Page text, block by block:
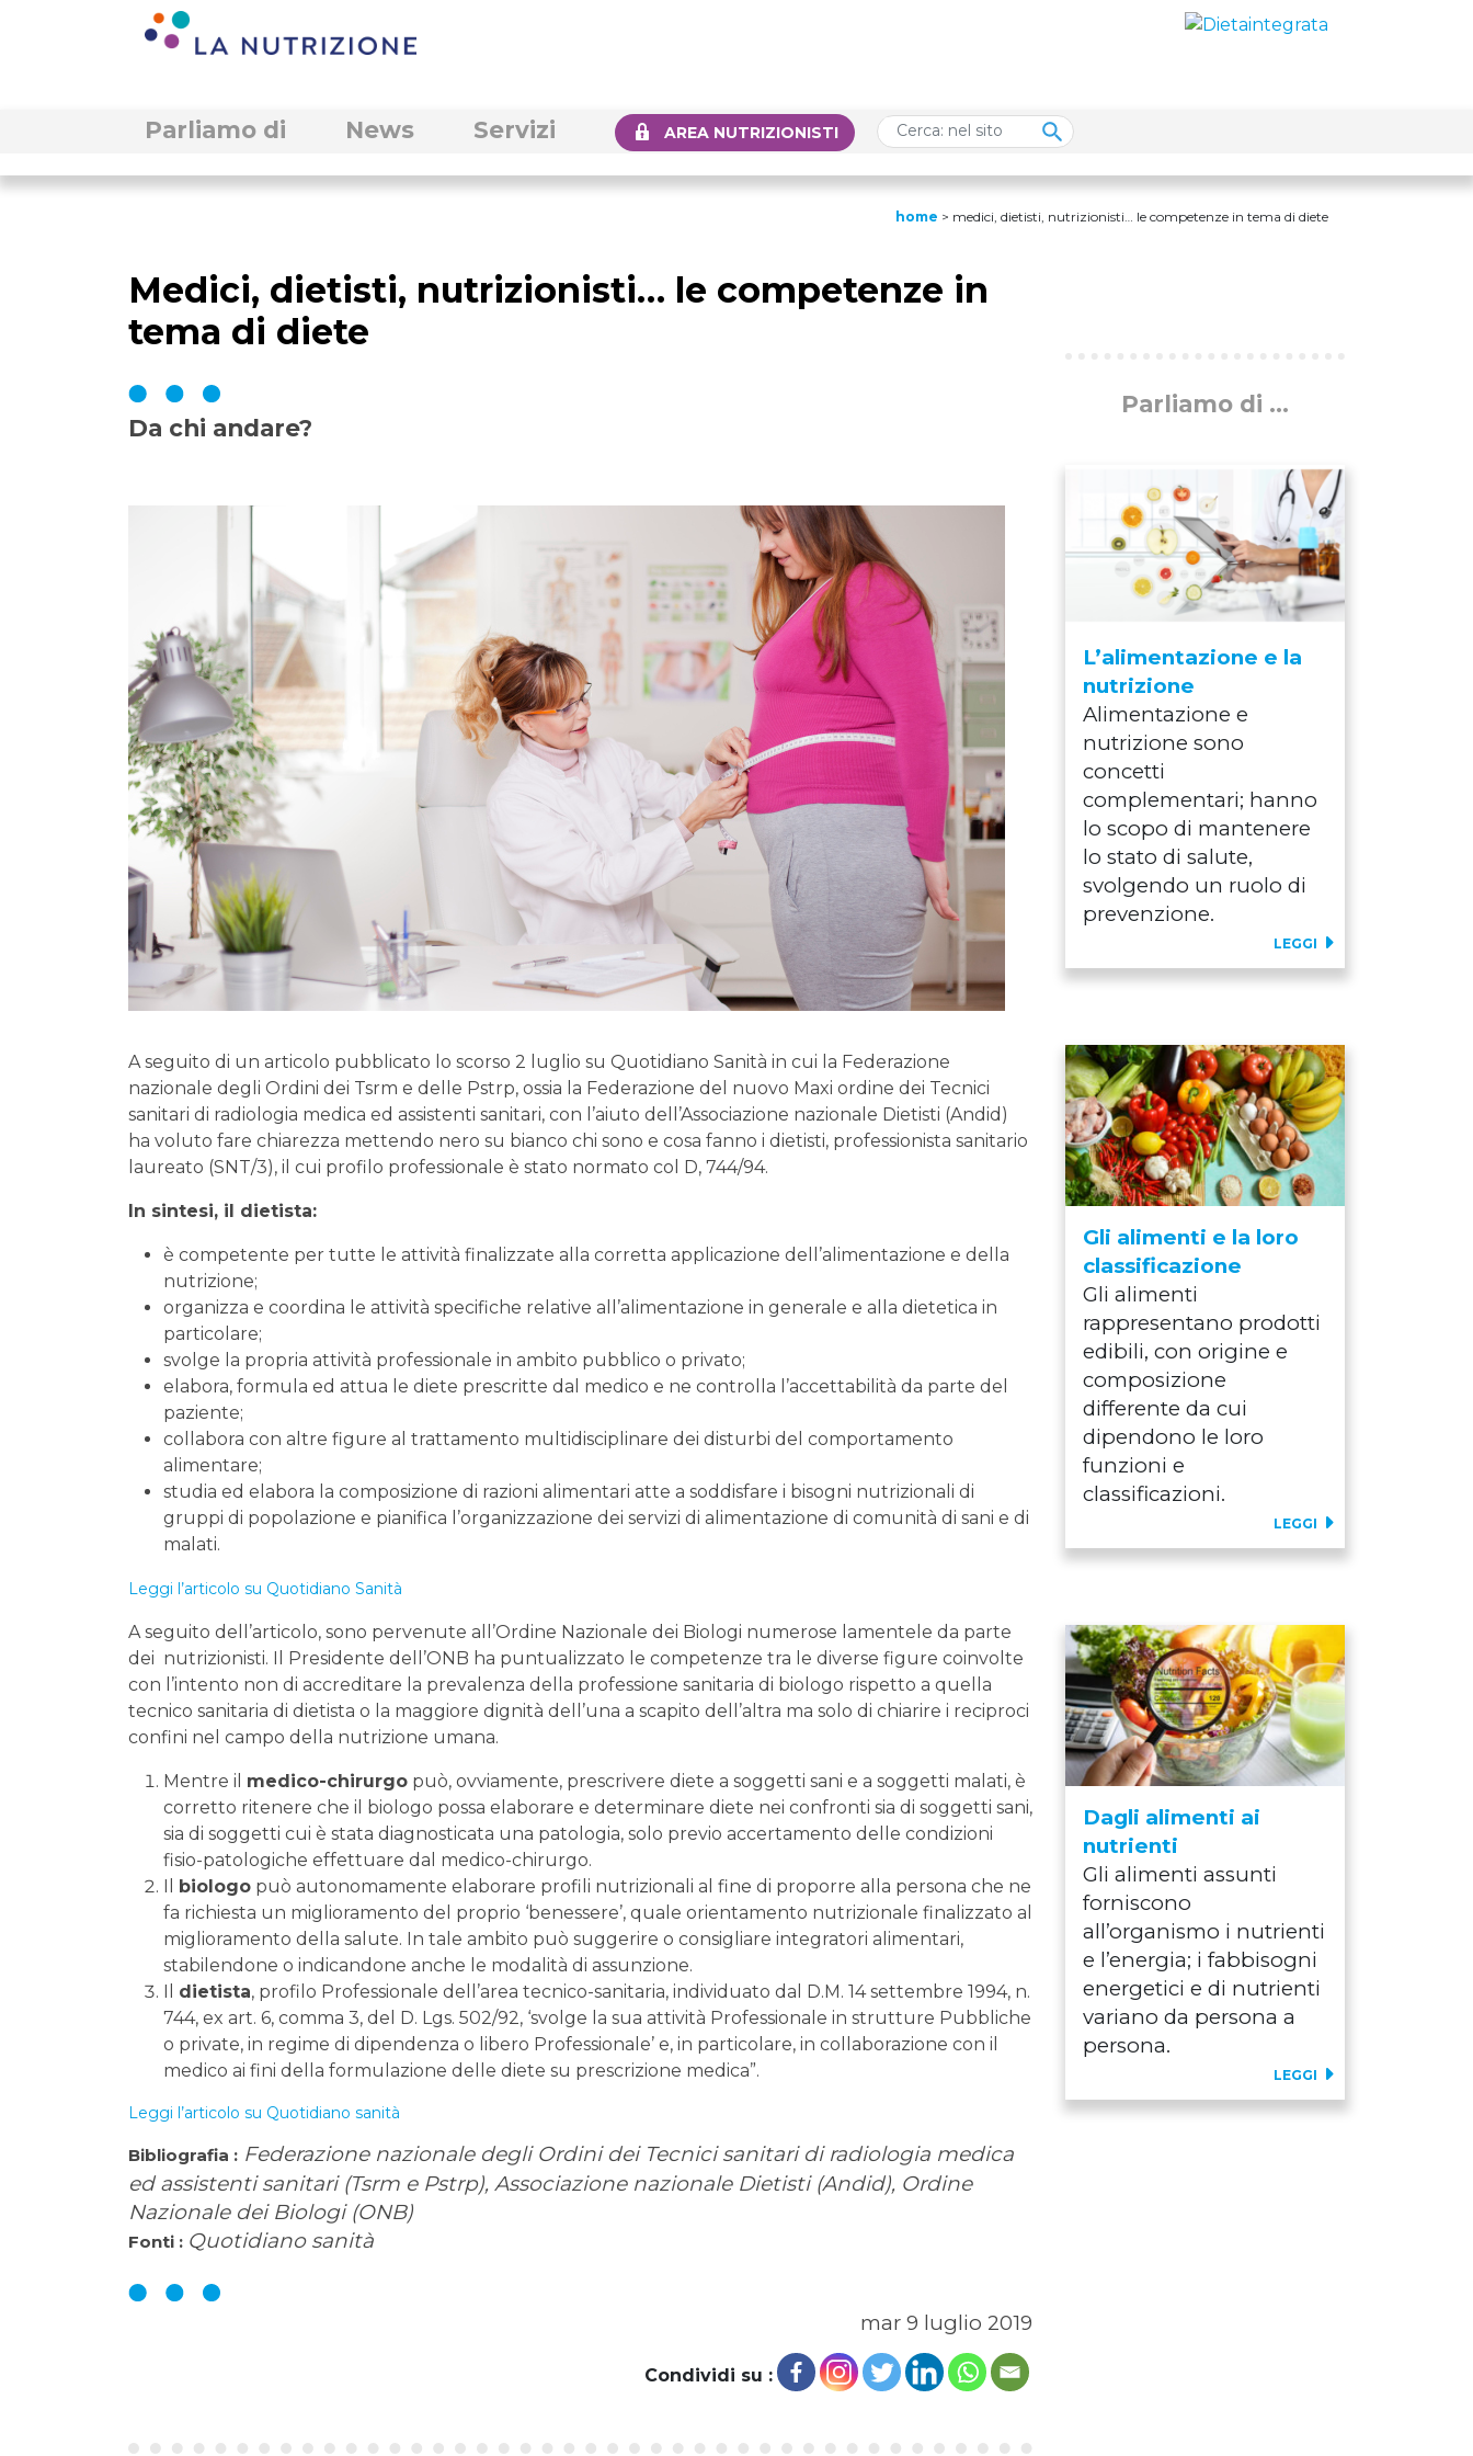
Parliamo di News Servizi AREA NUTRIZIONISTI
home > medici, dietisti, nutrizionisti… le competenze in tema di diete
Medici, dietisti, nutrizionisti… le competenze in
tema di diete
Da chi andare?
A seguito di un articolo pubblicato lo scorso 2 luglio su Quotidiano Sanità in cui la Federazione
nazionale degli Ordini dei Tsrm e delle Pstrp, ossia la Federazione del nuovo Maxi ordine dei Tecnici
sanitari di radiologia medica ed assistenti sanitari, con l’aiuto dell’Associazione nazionale Dietisti (Andid)
ha voluto fare chiarezza mettendo nero su bianco chi sono e cosa fanno i dietisti, professionista sanitario
laureato (SNT/3), il cui profilo professionale è stato normato col D, 744/94.
In sintesi, il dietista:
è competente per tutte le attività finalizzate alla corretta applicazione dell’alimentazione e della
nutrizione;
organizza e coordina le attività specifiche relative all’alimentazione in generale e alla dietetica in
particolare;
svolge la propria attività professionale in ambito pubblico o privato;
elabora, formula ed attua le diete prescritte dal medico e ne controlla l’accettabilità da parte del
paziente;
collabora con altre figure al trattamento multidisciplinare dei disturbi del comportamento
alimentare;
studia ed elabora la composizione di razioni alimentari atte a soddisfare i bisogni nutrizionali di
gruppi di popolazione e pianifica l’organizzazione dei servizi di alimentazione di comunità di sani e di
malati.
Leggi l’articolo su Quotidiano Sanità
A seguito dell’articolo, sono pervenute all’Ordine Nazionale dei Biologi numerose lamentele da parte
dei nutrizionisti. Il Presidente dell’ONB ha puntualizzato le competenze tra le diverse figure coinvolte
con l’intento non di accreditare la prevalenza della professione sanitaria di biologo rispetto a quella
tecnico sanitaria di dietista o la maggiore dignità dell’una a scapito dell’altra ma solo di chiarire i reciproci
confini nel campo della nutrizione umana.
Mentre il medico-chirurgo può, ovviamente, prescrivere diete a soggetti sani e a soggetti malati, è
corretto ritenere che il biologo possa elaborare e determinare diete nei confronti sia di soggetti sani,
sia di soggetti cui è stata diagnosticata una patologia, solo previo accertamento delle condizioni
fisio-patologiche effettuare dal medico-chirurgo.
Il biologo può autonomamente elaborare profili nutrizionali al fine di proporre alla persona che ne
fa richiesta un miglioramento del proprio ‘benessere’, quale orientamento nutrizionale finalizzato al
miglioramento della salute. In tale ambito può suggerire o consigliare integratori alimentari,
stabilendone o indicandone anche le modalità di assunzione.
Il dietista, profilo Professionale dell’area tecnico-sanitaria, individuato dal D.M. 14 settembre 1994, n.
744, ex art. 6, comma 3, del D. Lgs. 502/92, ‘svolge la sua attività Professionale in strutture Pubbliche
o private, in regime di dipendenza o libero Professionale’ e, in particolare, in collaborazione con il
medico ai fini della formulazione delle diete su prescrizione medica”.
Leggi l’articolo su Quotidiano sanità
Bibliografia : Federazione nazionale degli Ordini dei Tecnici sanitari di radiologia medica
ed assistenti sanitari (Tsrm e Pstrp), Associazione nazionale Dietisti (Andid), Ordine
Nazionale dei Biologi (ONB)
Fonti : Quotidiano sanità
mar 9 luglio 2019
Condividi su :
Parliamo di ...
L’alimentazione e la
nutrizione
Alimentazione e
nutrizione sono
concetti
complementari; hanno
lo scopo di mantenere
lo stato di salute,
svolgendo un ruolo di
prevenzione.
LEGGI
Gli alimenti e la loro
classificazione
Gli alimenti
rappresentano prodotti
edibili, con origine e
composizione
differente da cui
dipendono le loro
funzioni e
classificazioni.
LEGGI
Dagli alimenti ai
nutrienti
Gli alimenti assunti
forniscono
all’organismo i nutrienti
e l’energia; i fabbisogni
energetici e di nutrienti
variano da persona a
persona.
LEGGI